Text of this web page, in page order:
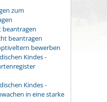
zum
beantragen
beantragen
bewerben
Kindes -
Kindes -
in eine starke